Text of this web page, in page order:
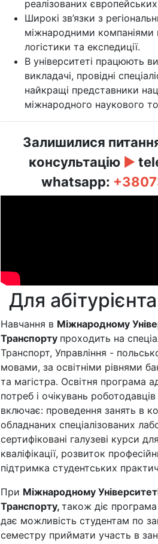
реалізованих
Широкі зв’язки з
міжнародними компаніями
логістики та експедиції.
В університеті працюють
викладачі, провідні
найкращі представники
міжнародного наукового
Залишилися
консультацію ►
whatsapp:
Для
Навчання в Міжнародному
Транспорту проходить на
Транспорт, Управління -
мовами, за освітніми рівнями
та магістра. Освітня програма
потреб і очікувань
включає: проведення занять в
обладнаних спеціалізованих
сертифіковані галузеві курси
кваліфікації, розвиток
підтримка студентських
При Міжнародному
Транспорту, також діє програма
дає можливість студентам по
семестру приймати участь в